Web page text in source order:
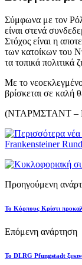
Σύμφωνα με τον
είναι στενά
Στόχος είναι η
των κατοίκων του
τα τοπικά πολιτικά
Με το
βρίσκεται σε καλή
(ΝΤΑΡΜΣΤΑΝΤ –
Προηγούμενη
Το Κόρπους Κρίστι
Επόμενη ανάρτηση
Το DLRG Pfungstadt